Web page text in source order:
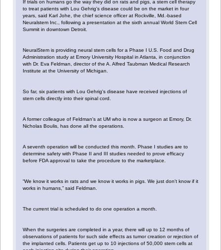
If trials on humans go the way they did on rats and pigs, a stem cell therapy
to treat patients with Lou Gehrig's disease could be on the market in four
years, said Karl Johe, the chief science officer at Rockville, Md.-based
Neuralstem Inc., following a presentation at the sixth annual World Stem Cell
Summit in downtown Detroit.
NeuralStem is providing neural stem cells for a Phase I U.S. Food and Drug
Administration study at Emory University Hospital in Atlanta, in conjunction
with Dr. Eva Feldman, director of the A. Alfred Taubman Medical Research
Institute at the University of Michigan.
So far, six patients with Lou Gehrig's disease have received injections of
stem cells directly into their spinal cord.
A former colleague of Feldman's at UM who is now a surgeon at Emory, Dr.
Nicholas Boulis, has done all the operations.
A seventh operation will be conducted this month. Phase I studies are to
determine safety with Phase II and III studies needed to prove efficacy
before FDA approval to take the procedure to the marketplace.
“We know it works in rats and we know it works in pigs. We just don't know if it
works in humans,” said Feldman.
The current trial is scheduled to do one operation a month.
When the surgeries are completed in a year, there will up to 12 months of
observations of patients for such side effects as tumor creation or rejection of
the implanted cells. Patients get up to 10 injections of 50,000 stem cells at